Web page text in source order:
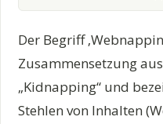
Der Begriff
Zusammensetzung
„Kidnapping“ und
Stehlen von Inhalten